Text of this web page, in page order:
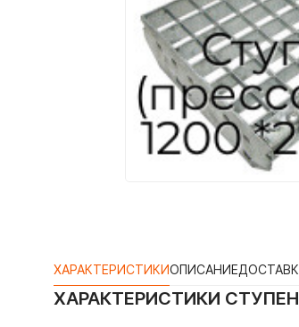
ХАРАКТЕРИСТИКИОПИСАНИЕ
ХАРАКТЕРИСТИКИ